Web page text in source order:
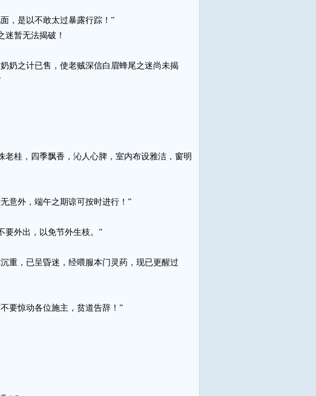
，是以不敢太过暴露行踪！”
暂无法揭破！
之计已售，使老贼深信白眉蜂尾之迷尚未揭
桂，四季飘香，沁人心脾，室内布设雅洁，窗明
意外，端午之期谅可按时进行！”
外出，以免节外生枝。”
，已呈昏迷，经喂服本门灵药，现已更醒过
要惊动各位施主，贫道告辞！”